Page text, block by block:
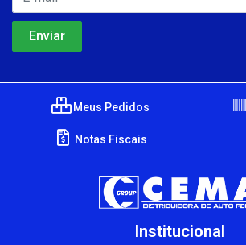
Meus Pedidos
Notas Fiscais
Institucional